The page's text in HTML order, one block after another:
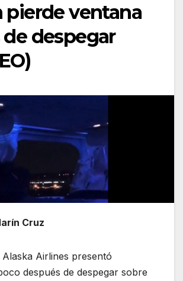
pierde ventana
despegar
Cruz
Airlines presentó
después de despegar sobre